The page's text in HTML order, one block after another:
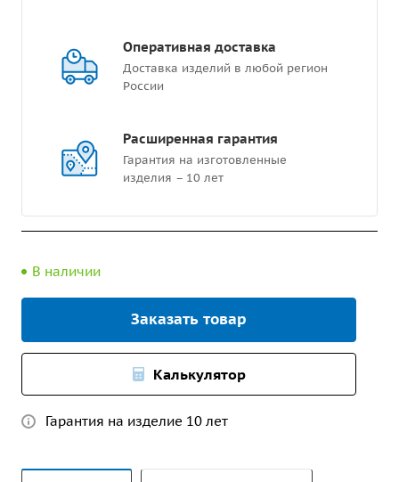
Оперативная доставка
Доставка изделий в любой регион
России
Расширенная гарантия
Гарантия на изготовленные
изделия – 10 лет
В наличии
Заказать товар
Калькулятор
Гарантия на изделие 10 лет